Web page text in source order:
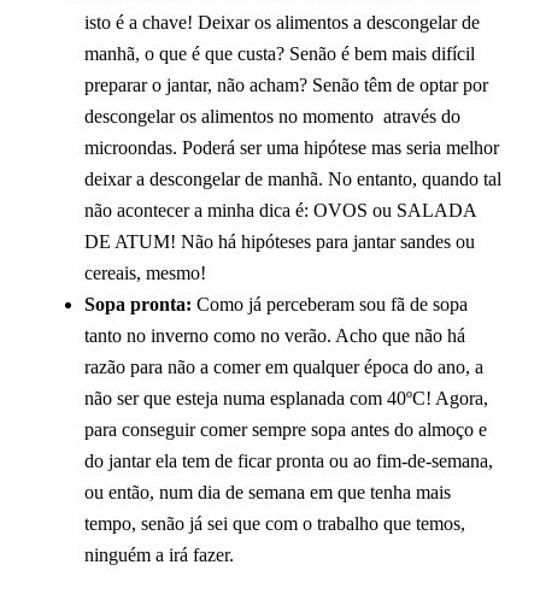
isto é a chave! Deixar os alimentos a descongelar de
manhã, o que é que custa? Senão é bem mais difícil
preparar o jantar, não acham? Senão têm de optar por
descongelar os alimentos no momento através do
microondas. Poderá ser uma hipótese mas seria melhor
deixar a descongelar de manhã. No entanto, quando tal
não acontecer a minha dica é: OVOS ou SALADA
DE ATUM! Não há hipóteses para jantar sandes ou
cereais, mesmo!
Sopa pronta: Como já perceberam sou fã de sopa
tanto no inverno como no verão. Acho que não há
razão para não a comer em qualquer época do ano, a
não ser que esteja numa esplanada com 40ºC! Agora,
para conseguir comer sempre sopa antes do almoço e
do jantar ela tem de ficar pronta ou ao fim-de-semana,
ou então, num dia de semana em que tenha mais
tempo, senão já sei que com o trabalho que temos,
ninguém a irá fazer.